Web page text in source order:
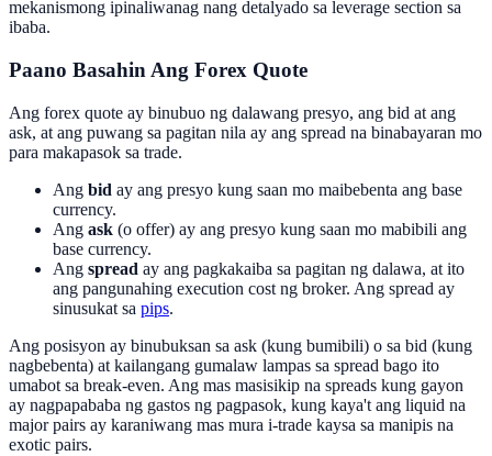
mekanismong ipinaliwanag nang detalyado sa leverage section sa
ibaba.
Paano Basahin Ang Forex Quote
Ang forex quote ay binubuo ng dalawang presyo, ang bid at ang
ask, at ang puwang sa pagitan nila ay ang spread na binabayaran mo
para makapasok sa trade.
Ang bid ay ang presyo kung saan mo maibebenta ang base
currency.
Ang ask (o offer) ay ang presyo kung saan mo mabibili ang
base currency.
Ang spread ay ang pagkakaiba sa pagitan ng dalawa, at ito
ang pangunahing execution cost ng broker. Ang spread ay
sinusukat sa pips.
Ang posisyon ay binubuksan sa ask (kung bumibili) o sa bid (kung
nagbebenta) at kailangang gumalaw lampas sa spread bago ito
umabot sa break-even. Ang mas masisikip na spreads kung gayon
ay nagpapababa ng gastos ng pagpasok, kung kaya't ang liquid na
major pairs ay karaniwang mas mura i-trade kaysa sa manipis na
exotic pairs.